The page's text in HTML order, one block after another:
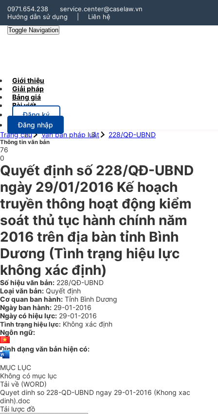
0971.654.238
service.center@caselaw.vn
Hướng dẫn sử dụng
Liên hệ
Toggle Navigation
Giới thiệu
Giải pháp
Bảng giá
Bài viết
Đăng ký
Đăng nhập
Trang chủ
Văn bản pháp luật 228/QĐ-UBND
Thông tin văn bản
76
0
Quyết định số 228/QĐ-UBND
ngày 29/01/2016 Kế hoạch
truyền thông hoạt động kiểm
soát thủ tục hành chính năm
2016 trên địa bàn tỉnh Bình
Dương (Tình trạng hiệu lực
không xác định)
Số hiệu văn bản: 228/QĐ-UBND
Loại văn bản: Quyết định
Cơ quan ban hành: Tỉnh Bình Dương
Ngày ban hành: 29-01-2016
Ngày có hiệu lực: 29-01-2016
Tình trạng hiệu lực: Không xác định
Ngôn ngữ:
Định dạng văn bản hiện có:
MỤC LỤC
Không có mục lục
Tải về (WORD)
Quyet dinh so 228-QD-UBND ngay 29-01-2016 (Khong xac
dinh).doc
Tải lược đồ